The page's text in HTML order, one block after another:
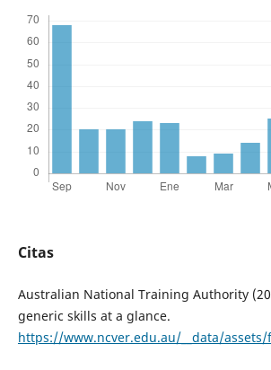
Citas
Australian National Training Authority
generic skills at a glance.
https://www.ncver.edu.au/__data/